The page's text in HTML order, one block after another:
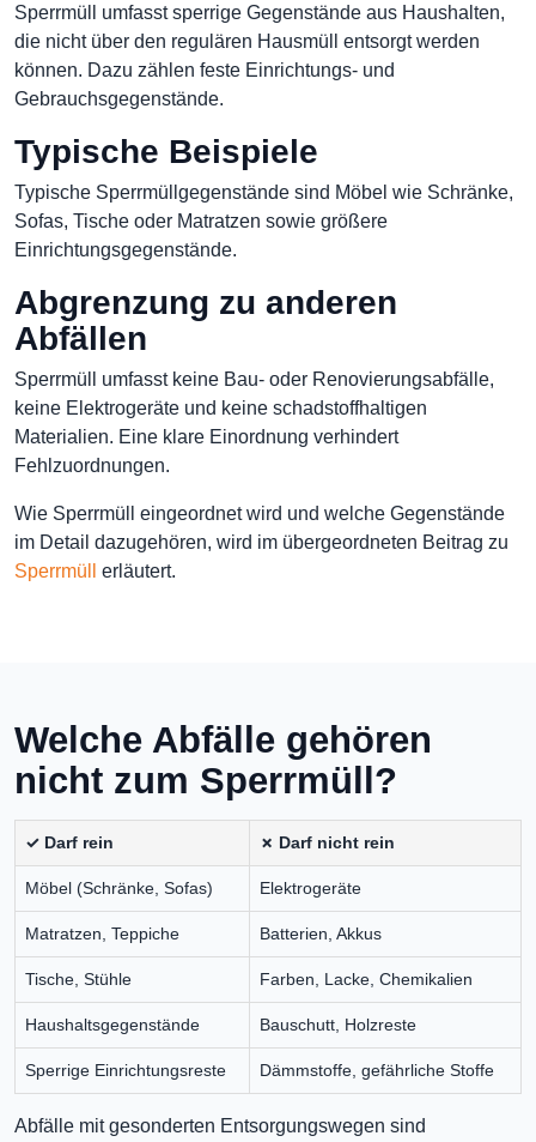
Sperrmüll umfasst sperrige Gegenstände aus Haushalten,
die nicht über den regulären Hausmüll entsorgt werden
können. Dazu zählen feste Einrichtungs- und
Gebrauchsgegenstände.
Typische Beispiele
Typische Sperrmüllgegenstände sind Möbel wie Schränke,
Sofas, Tische oder Matratzen sowie größere
Einrichtungsgegenstände.
Abgrenzung zu anderen
Abfällen
Sperrmüll umfasst keine Bau- oder Renovierungsabfälle,
keine Elektrogeräte und keine schadstoffhaltigen
Materialien. Eine klare Einordnung verhindert
Fehlzuordnungen.
Wie Sperrmüll eingeordnet wird und welche Gegenstände
im Detail dazugehören, wird im übergeordneten Beitrag zu
Sperrmüll
erläutert.
Welche Abfälle gehören
nicht zum Sperrmüll?
✓ Darf rein ✗ Darf nicht rein
Möbel (Schränke, Sofas) Elektrogeräte
Matratzen, Teppiche Batterien, Akkus
Tische, Stühle Farben, Lacke, Chemikalien
Haushaltsgegenstände Bauschutt, Holzreste
Sperrige Einrichtungsreste Dämmstoffe, gefährliche Stoffe
Abfälle mit gesonderten Entsorgungswegen sind